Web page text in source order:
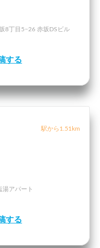
8丁目5−26 赤坂DSビル
する
駅から1.51km
アパート
する